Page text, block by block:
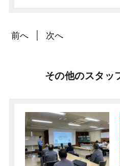
前へ 次へ
その他のスタッ